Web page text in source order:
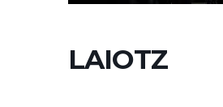
LAIOTZ